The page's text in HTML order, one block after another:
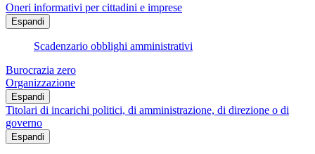
Oneri informativi per cittadini e imprese
Espandi
Scadenzario obblighi amministrativi
Burocrazia zero
Organizzazione
Espandi
Titolari di incarichi politici, di amministrazione, di direzione o di
governo
Espandi